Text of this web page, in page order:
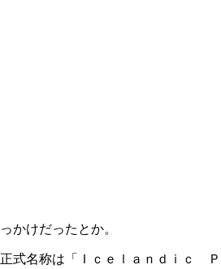
かけだったとか。
式名称は「Ｉｃｅｌａｎｄｉｃ Ｐ